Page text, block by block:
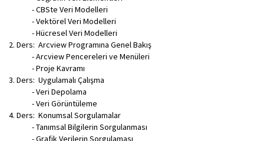
- CBSte Veri Modelleri
- Vektörel Veri Modelleri
- Hücresel Veri Modelleri
2. Ders: Arcview Programına Genel Bakış
- Arcview Pencereleri ve Menüleri
- Proje Kavramı
3. Ders: Uygulamalı Çalışma
- Veri Depolama
- Veri Görüntüleme
4. Ders: Konumsal Sorgulamalar
- Tanımsal Bilgilerin Sorgulanması